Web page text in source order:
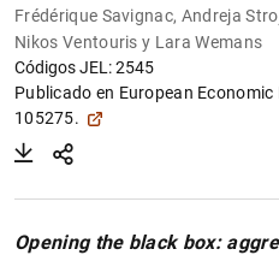
Frédérique Savignac, Andreja
Nikos Ventouris y Lara Wemans
Códigos JEL: 2545
Publicado en European Economic
105275.
Opening the black box: